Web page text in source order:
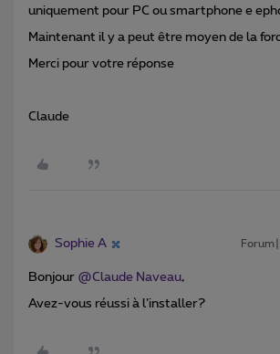
uniquement pour PC ou smartphone e
Maintenant il y a peut être moyen de la
Merci pour votre réponse
Claude
Sophie A
Bonjour @Claude Naveau,
Avez-vous réussi à l’installer?